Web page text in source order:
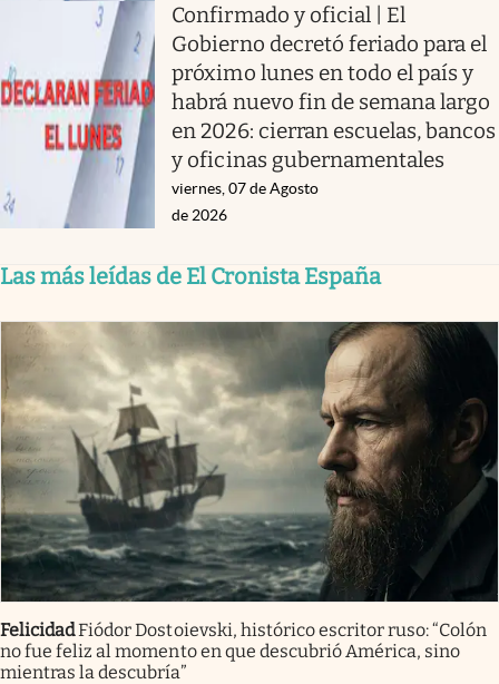
Confirmado y oficial | El
Gobierno decretó feriado para el
próximo lunes en todo el país y
habrá nuevo fin de semana largo
en 2026: cierran escuelas, bancos
y oficinas gubernamentales
viernes, 07 de Agosto
de 2026
Las más leídas de El Cronista España
FelicidadFiódor Dostoievski, histórico escritor ruso: “Colón
no fue feliz al momento en que descubrió América, sino
mientras la descubría”